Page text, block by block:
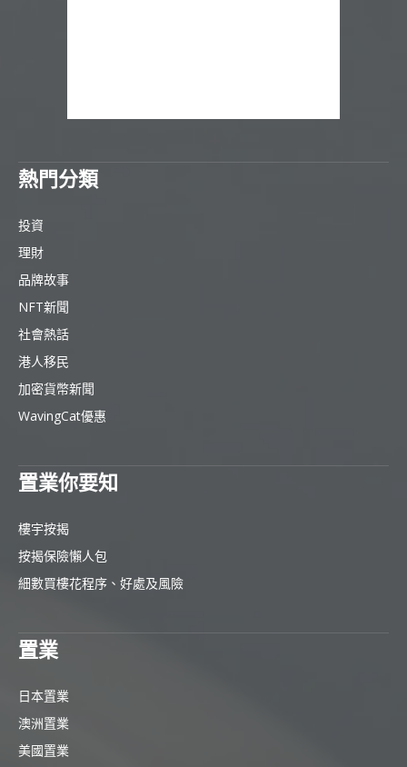
熱門分類
投資
理財
品牌故事
NFT新聞
社會熱話
港人移民
加密貨幣新聞
WavingCat優惠
置業你要知
樓宇按揭
按揭保險懶人包
細數買樓花程序、好處及風險
置業
日本置業
澳洲置業
美國置業